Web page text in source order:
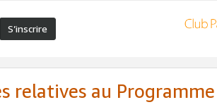
S’inscrire
relatives au